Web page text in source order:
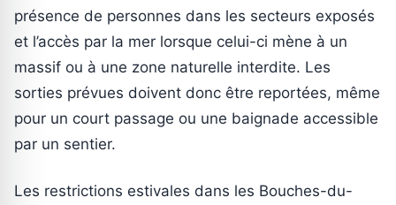
présence de personnes dans les secteurs exposés
et l’accès par la mer lorsque celui-ci mène à un
massif ou à une zone naturelle interdite. Les
sorties prévues doivent donc être reportées, même
pour un court passage ou une baignade accessible
par un sentier.
Les restrictions estivales dans les Bouches-du-